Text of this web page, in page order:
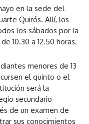
en la sede del
Quirós. Allí, los
los sábados por la
10.30 a 12.50 horas.
menores de 13
el quinto o el
será la
secundario
de un examen de
sus conocimientos